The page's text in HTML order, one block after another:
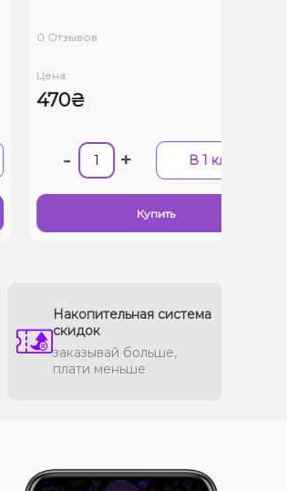
0 Отзывов
Цена:
470₴
- + В 1 клик
Купить
Накопительная система
скидок
заказывай больше,
плати меньше